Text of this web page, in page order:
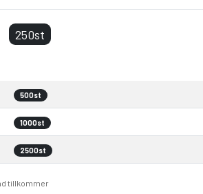
250st
500st
1000st
2500st
tillkommer